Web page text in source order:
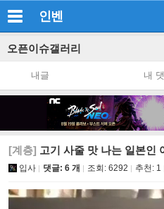
인벤
오픈이슈갤러리
내글 내
[계층] 고기 사줄 맛 나는 일본인
입사 댓글: 6 개 조회: 6292 추천: 1